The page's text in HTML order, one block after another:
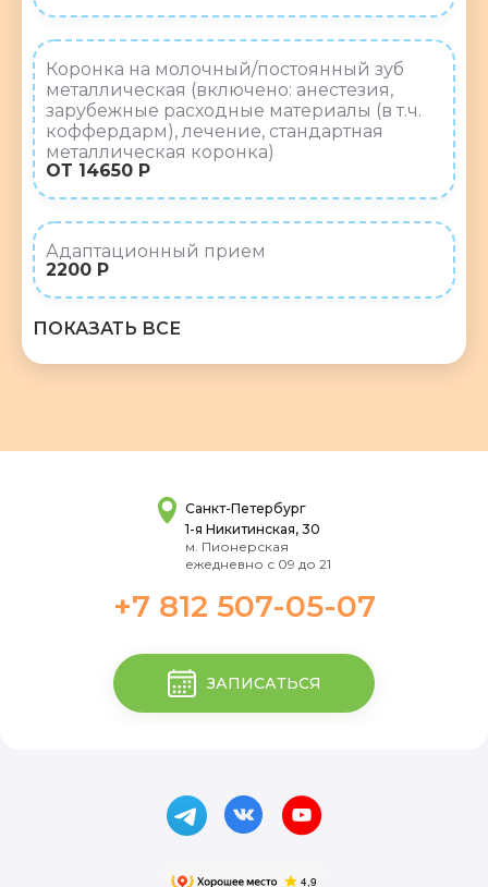
Коронка на молочный/постоянный зуб
металлическая (включено: анестезия,
зарубежные расходные материалы (в т.ч.
коффердарм), лечение, стандартная
металлическая коронка)
ОТ 14650 Р
Адаптационный прием
2200 Р
ПОКАЗАТЬ ВСЕ
Санкт-Петербург
1-я Никитинская, 30
м. Пионерская
ежедневно с 09 до 21
+7 812 507-05-07
ЗАПИСАТЬСЯ